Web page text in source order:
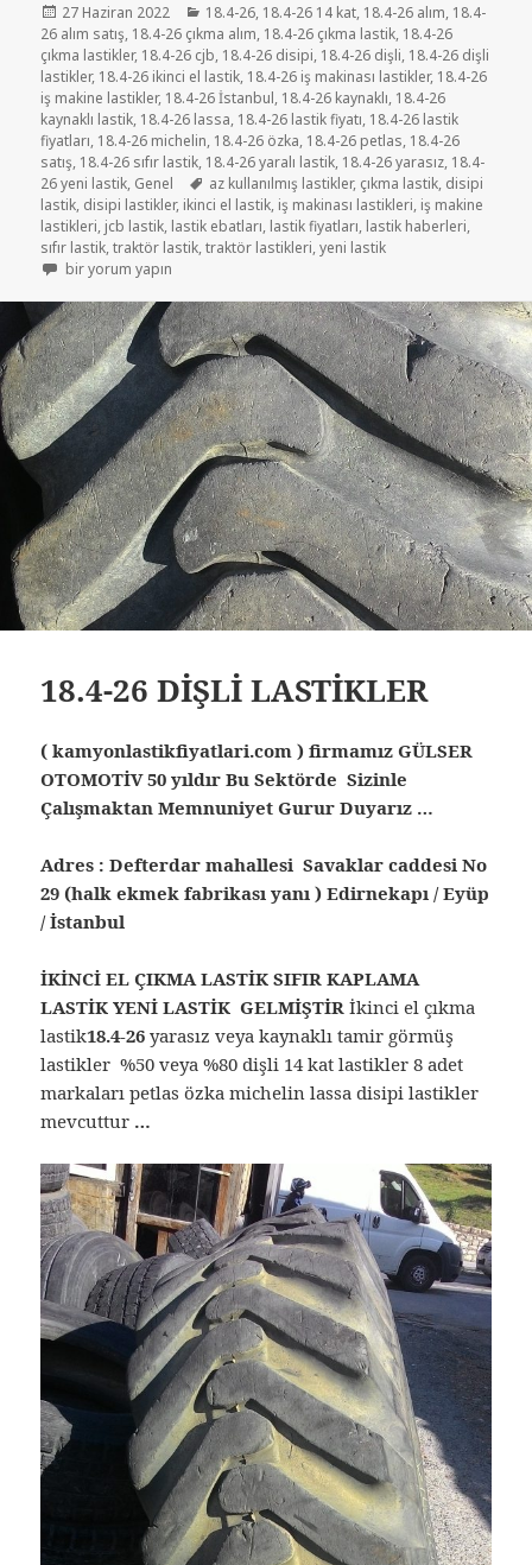
Yayın
tarihi
27 Haziran 2022 Kategoriler
18.4-26, 18.4-26 14 kat, 18.4-26 alım, 18.4-
26 alım satış, 18.4-26 çıkma alım, 18.4-26 çıkma lastik, 18.4-26
çıkma lastikler, 18.4-26 cjb, 18.4-26 disipi, 18.4-26 dişli, 18.4-26 dişli
lastikler, 18.4-26 ikinci el lastik, 18.4-26 iş makinası lastikler, 18.4-26
iş makine lastikler, 18.4-26 İstanbul, 18.4-26 kaynaklı, 18.4-26
kaynaklı lastik, 18.4-26 lassa, 18.4-26 lastik fiyatı, 18.4-26 lastik
fiyatları, 18.4-26 michelin, 18.4-26 özka, 18.4-26 petlas, 18.4-26
satış, 18.4-26 sıfır lastik, 18.4-26 yaralı lastik, 18.4-26 yarasız, 18.4-
26 yeni lastik, Genel Etiketler
az kullanılmış lastikler, çıkma lastik, disipi
lastik, disipi lastikler, ikinci el lastik, iş makinası lastikleri, iş makine
lastikleri, jcb lastik, lastik ebatları, lastik fiyatları, lastik haberleri,
sıfır lastik,traktör lastik,traktör lastikleri,yeni lastik
SATILIK 18 4-26 İKİNCİ EL ÇIKMA LASTİKLER için
bir yorum yapın
18.4-26 DİŞLİ LASTİKLER
( kamyonlastikfiyatlari.com ) firmamız GÜLSER
OTOMOTİV 50 yıldır Bu Sektörde Sizinle
Çalışmaktan Memnuniyet Gurur Duyarız …
Adres : Defterdar mahallesi Savaklar caddesi No
29 (halk ekmek fabrikası yanı ) Edirnekapı / Eyüp
/ İstanbul
İKİNCİ EL ÇIKMA LASTİK SIFIR KAPLAMA
LASTİK YENİ LASTİK GELMİŞTİRİkinci el çıkma
lastik18.4-26yarasız veya kaynaklı tamir görmüş
lastikler %50 veya %80 dişli 14 kat lastikler 8 adet
markaları petlas özka michelin lassa disipi lastikler
mevcuttur …